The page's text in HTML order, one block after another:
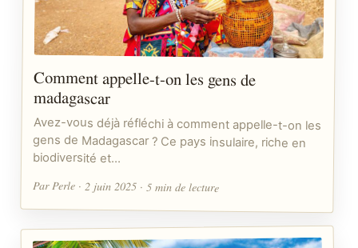
Comment appelle-t-on les gens de
madagascar
Avez-vous déjà réfléchi à comment appelle-t-on les
gens de Madagascar ? Ce pays insulaire, riche en
biodiversité et…
Par Perle · 2 juin 2025 · 5 min de lecture